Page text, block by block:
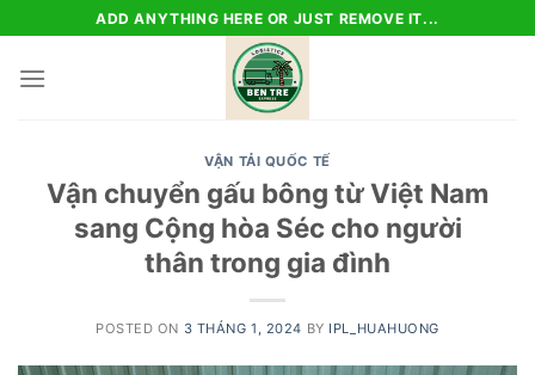
to
content
ADD ANYTHING HERE OR JUST REMOVE IT...
VẬN TẢI QUỐC TẾ
Vận chuyển gấu bông từ Việt Nam
sang Cộng hòa Séc cho người
thân trong gia đình
POSTED ON 3 THÁNG 1, 2024 BY IPL_HUAHUONG